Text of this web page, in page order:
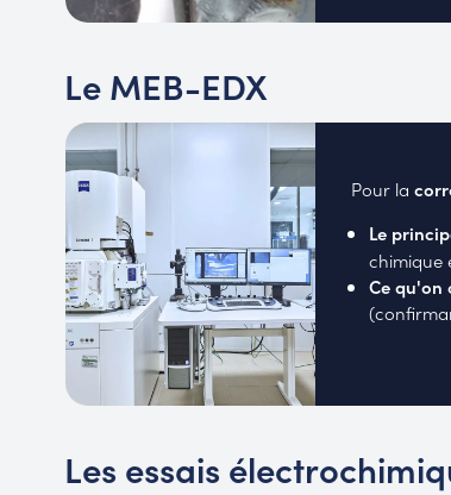
Le MEB-EDX
Pour la
Le
chimique
Ce qu'on
Les essais